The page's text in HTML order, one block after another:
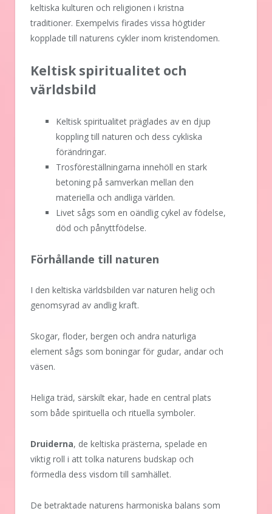
keltiska kulturen och religionen i kristna
traditioner. Exempelvis firades vissa högtider
kopplade till naturens cykler inom kristendomen.
Keltisk spiritualitet och
världsbild
Keltisk spiritualitet präglades av en djup
koppling till naturen och dess cykliska
förändringar.
Trosföreställningarna innehöll en stark
betoning på samverkan mellan den
materiella och andliga världen.
Livet sågs som en oändlig cykel av födelse,
död och pånyttfödelse.
Förhållande till naturen
I den keltiska världsbilden var naturen helig och
genomsyrad av andlig kraft.
Skogar, floder, bergen och andra naturliga
element sågs som boningar för gudar, andar och
väsen.
Heliga träd, särskilt ekar, hade en central plats
som både spirituella och rituella symboler.
Druiderna, de keltiska prästerna, spelade en
viktig roll i att tolka naturens budskap och
förmedla dess visdom till samhället.
De betraktade naturens harmoniska balans som